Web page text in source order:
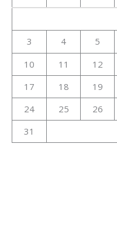
3
4 5
10
11 12
17
18 19
24
25 26
31